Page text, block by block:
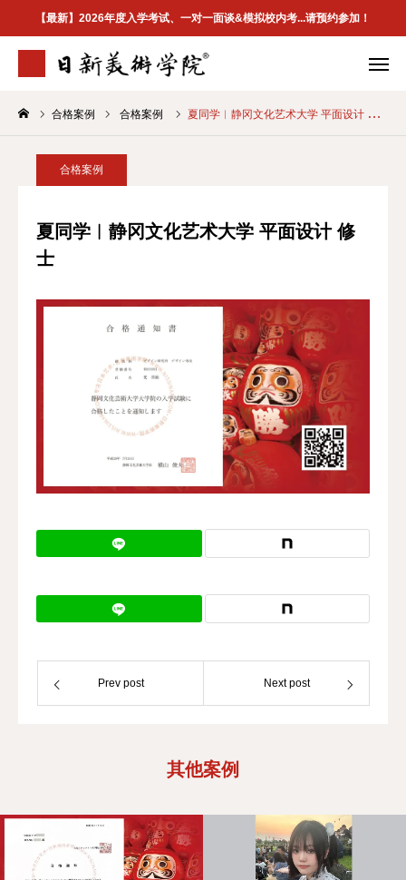
【最新】2026年度入学考试、一对一面谈&模拟校内考...请预约参加！
合格案例 合格案例 夏同学︱静冈文化艺术大学 平面设计 修士
合格案例
夏同学︱静冈文化艺术大学 平面设计 修
士
Prev post Next post
其他案例
学院介绍 专业案内
合格案例
学院介紹
最新資訊